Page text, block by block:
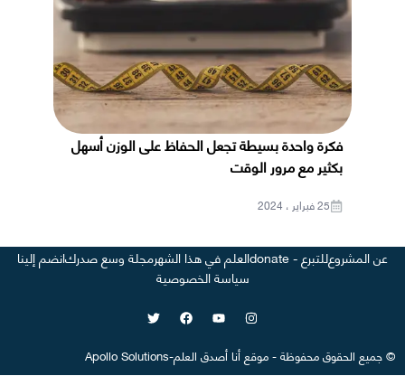
فكرة واحدة بسيطة تجعل الحفاظ على الوزن أسهل
بكثير مع مرور الوقت
25 فبراير ، 2024
عن المشروعللتبرع - donate العلم في هذا الشهرمجلة وسع صدركانضم إلينا
سياسة الخصوصية
©جميع الحقوق محفوظة-موقعأنا أصدق العلم-
Apollo Solutions